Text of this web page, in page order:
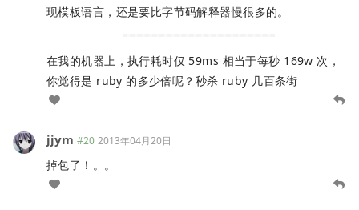
现模板语言，还是要比字节码解释器慢很多的。
在我的机器上，执行耗时仅 59ms 相当于每秒 169w 次，
你觉得是 ruby 的多少倍呢？秒杀 ruby 几百条街
jjym #20 2013年04月20日
掉包了！。。